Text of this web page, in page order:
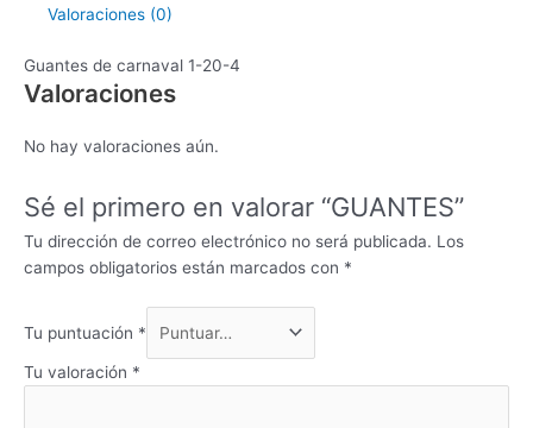
Valoraciones (0)
Guantes de carnaval 1-20-4
Valoraciones
No hay valoraciones aún.
Sé el primero en valorar “GUANTES”
Tu dirección de correo electrónico no será publicada. Los
campos obligatorios están marcados con *
Tu puntuación *
Tu valoración *